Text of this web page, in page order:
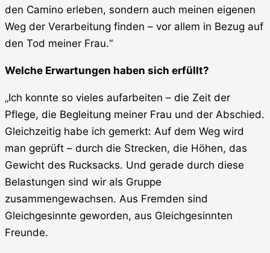
den Camino erleben, sondern auch meinen eigenen
Weg der Verarbeitung finden – vor allem in Bezug auf
den Tod meiner Frau.“
Welche Erwartungen haben sich erfüllt?
„Ich konnte so vieles aufarbeiten – die Zeit der
Pflege, die Begleitung meiner Frau und der Abschied.
Gleichzeitig habe ich gemerkt: Auf dem Weg wird
man geprüft – durch die Strecken, die Höhen, das
Gewicht des Rucksacks. Und gerade durch diese
Belastungen sind wir als Gruppe
zusammengewachsen. Aus Fremden sind
Gleichgesinnte geworden, aus Gleichgesinnten
Freunde.